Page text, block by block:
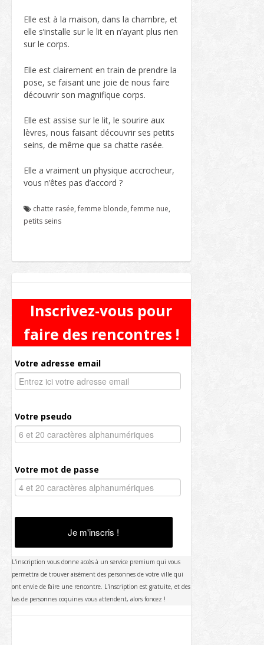
Elle est à la maison, dans la chambre, et
elle s’installe sur le lit en n’ayant plus rien
sur le corps.
Elle est clairement en train de prendre la
pose, se faisant une joie de nous faire
découvrir son magnifique corps.
Elle est assise sur le lit, le sourire aux
lèvres, nous faisant découvrir ses petits
seins, de même que sa chatte rasée.
Elle a vraiment un physique accrocheur,
vous n’êtes pas d’accord ?
chatte rasée,femme blonde,femme nue,
petits seins
Inscrivez-vous pour
faire des rencontres !
Votre adresse email
Votre pseudo
Votre mot de passe
Je m'inscris !
L'inscription vous donne accès à un service premium qui vous
permettra de trouver aisément des personnes de votre ville qui
ont envie de faire une rencontre. L'inscription est gratuite, et des
tas de personnes coquines vous attendent, alors foncez !